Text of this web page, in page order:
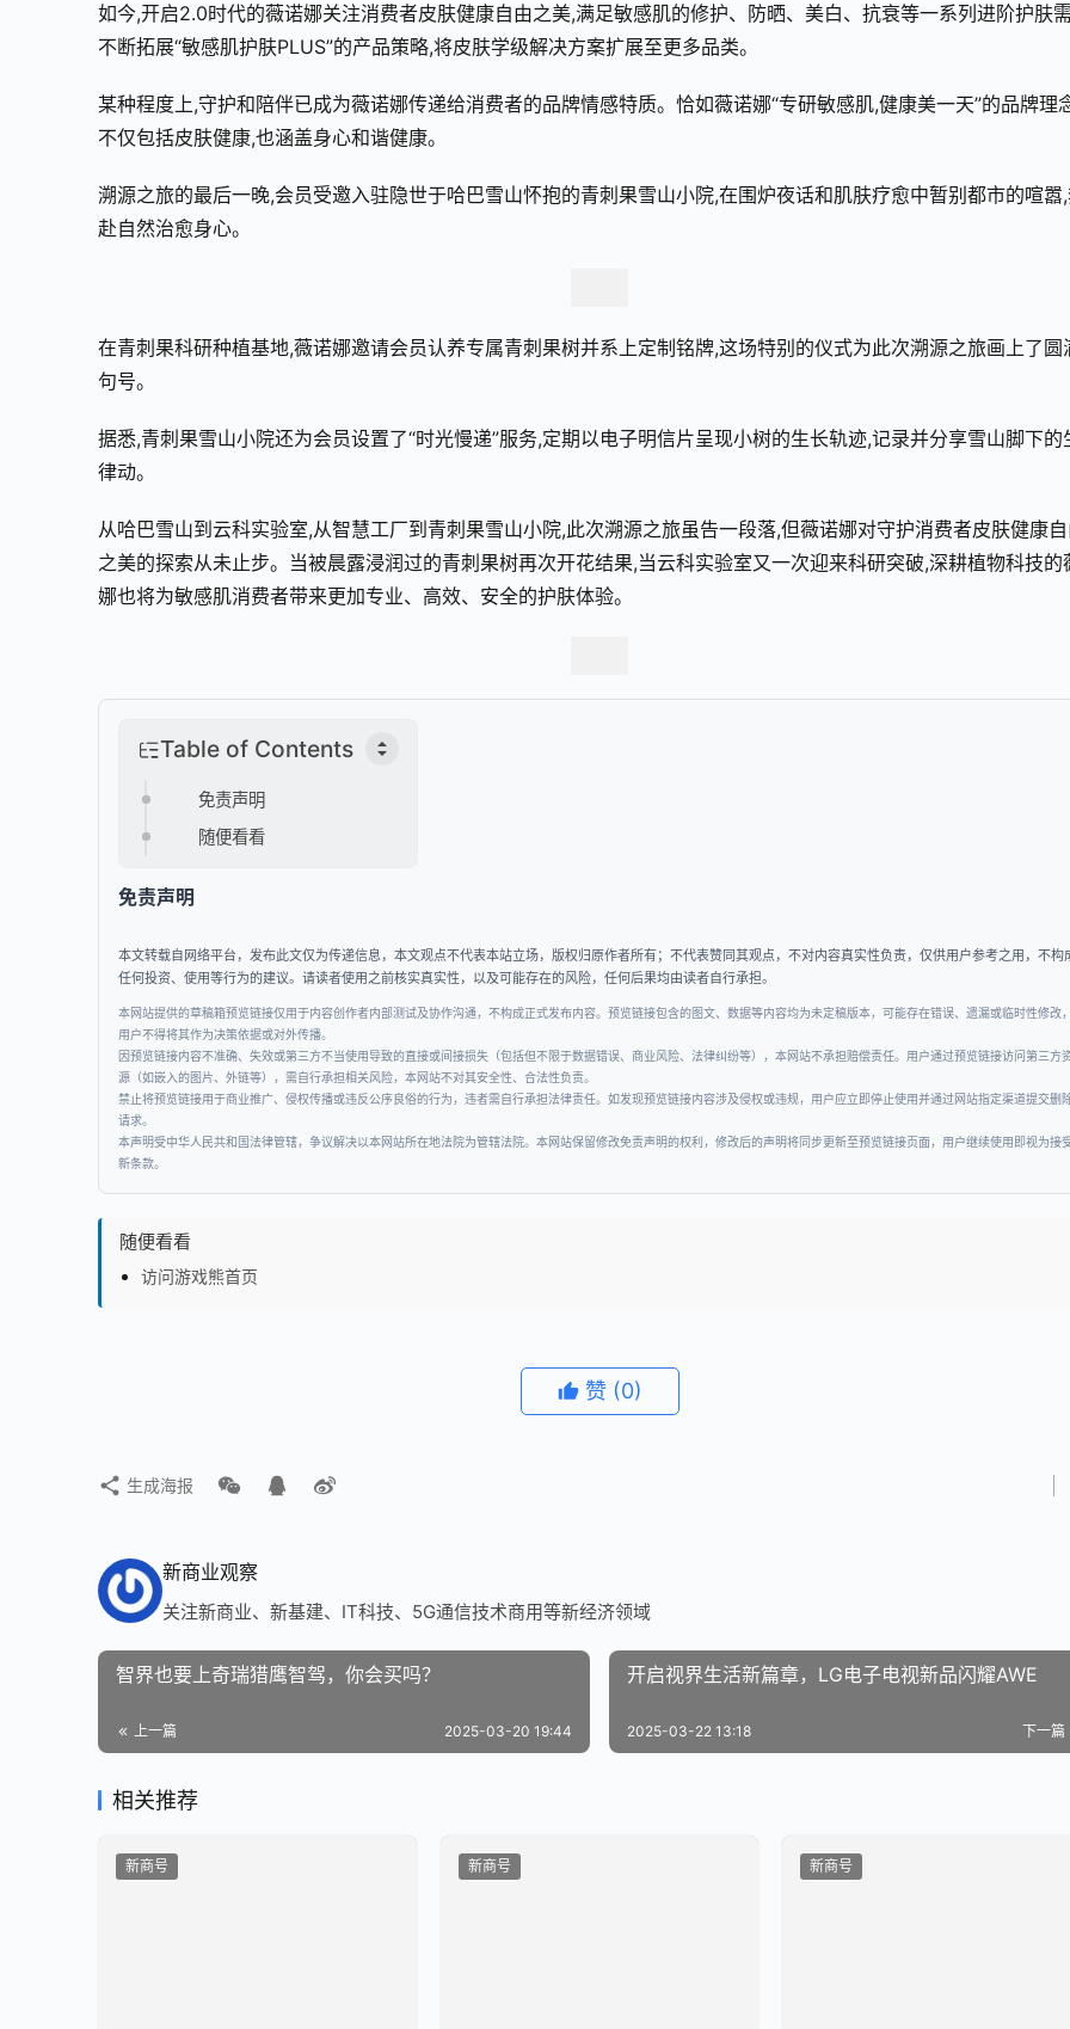
如今,开启2.0时代的薇诺娜关注消费者皮肤健康自由之美,满足敏感肌的修护、防晒、美白、抗衰等一系列进阶护肤
不断拓展“敏感肌护肤PLUS”的产品策略,将皮肤学级解决方案扩展至更多品类。
某种程度上,守护和陪伴已成为薇诺娜传递给消费者的品牌情感特质。恰如薇诺娜“专研敏感肌,健康美一天”的品牌理
不仅包括皮肤健康,也涵盖身心和谐健康。
溯源之旅的最后一晚,会员受邀入驻隐世于哈巴雪山怀抱的青刺果雪山小院,在围炉夜话和肌肤疗愈中暂别都市的喧嚣
赴自然治愈身心。
在青刺果科研种植基地,薇诺娜邀请会员认养专属青刺果树并系上定制铭牌,这场特别的仪式为此次溯源之旅画上了圆
句号。
据悉,青刺果雪山小院还为会员设置了“时光慢递”服务,定期以电子明信片呈现小树的生长轨迹,记录并分享雪山脚下的
律动。
从哈巴雪山到云科实验室,从智慧工厂到青刺果雪山小院,此次溯源之旅虽告一段落,但薇诺娜对守护消费者皮肤健康
之美的探索从未止步。当被晨露浸润过的青刺果树再次开花结果,当云科实验室又一次迎来科研突破,深耕植物科技的
娜也将为敏感肌消费者带来更加专业、高效、安全的护肤体验。
Table of Contents
免责声明
随便看看
免责声明
本文转载自网络平台，发布此文仅为传递信息，本文观点不代表本站立场，版权归原作者所有；不代表赞同其观点，不对内容真实性负责，仅供用户参考之用，不构
任何投资、使用等行为的建议。请读者使用之前核实真实性，以及可能存在的风险，任何后果均由读者自行承担。
本网站提供的草稿箱预览链接仅用于内容创作者内部测试及协作沟通，不构成正式发布内容。预览链接包含的图文、数据等内容均为未定稿版本，可能存在错误、遗漏或临时性修改，
用户不得将其作为决策依据或对外传播。
因预览链接内容不准确、失效或第三方不当使用导致的直接或间接损失（包括但不限于数据错误、商业风险、法律纠纷等），本网站不承担赔偿责任。用户通过预览链接访问第三方
源（如嵌入的图片、外链等），需自行承担相关风险，本网站不对其安全性、合法性负责。
禁止将预览链接用于商业推广、侵权传播或违反公序良俗的行为，违者需自行承担法律责任。如发现预览链接内容涉及侵权或违规，用户应立即停止使用并通过网站指定渠道提交删
请求。
本声明受中华人民共和国法律管辖，争议解决以本网站所在地法院为管辖法院。本网站保留修改免责声明的权利，修改后的声明将同步更新至预览链接页面，用户继续使用即视为接
新条款。
随便看看
访问游戏熊首页
赞 (0)
生成海报
新商业观察
关注新商业、新基建、IT科技、5G通信技术商用等新经济领域
智界也要上奇瑞猎鹰智驾，你会买吗？
上一篇 2025-03-20 19:44
开启视界生活新篇章，LG电子电视新品闪耀AWE
下一篇
2025-03-22 13:18
相关推荐
新商号 新商号 新商号